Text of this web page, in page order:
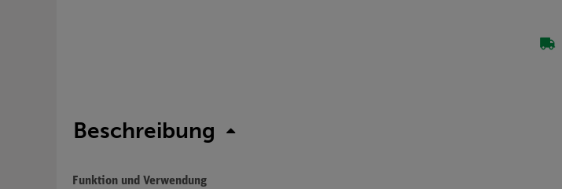
Beschreibung
Funktion und Verwendung